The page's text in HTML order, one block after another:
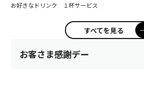
お好きなドリンク １杯サービス
すべてを見る
お客さま感謝デー